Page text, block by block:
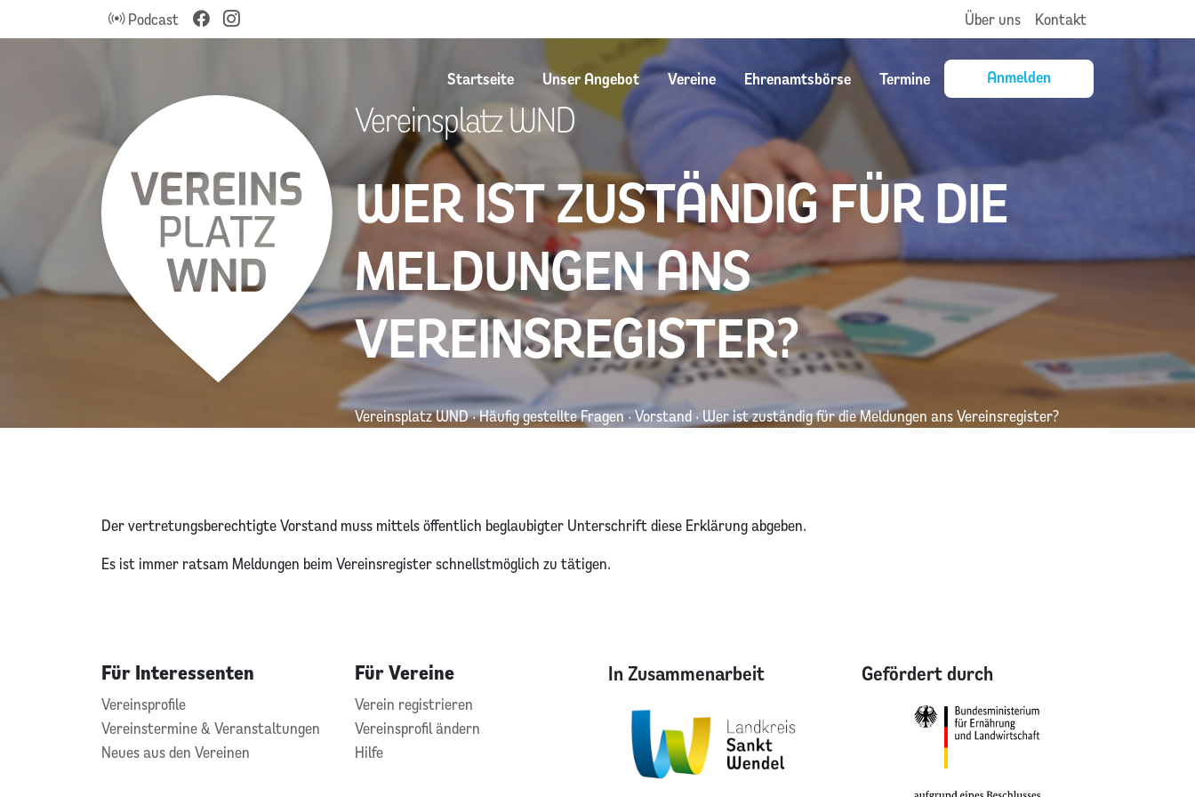
Podcast Über uns Kontakt
Startseite Unser Angebot Vereine Ehrenamtsbörse Termine Anmelden
WER IST ZUSTÄNDIG FÜR DIE
MELDUNGEN ANS
VEREINSREGISTER?
Vereinsplatz WND
Vereinsplatz WND·Häufig gestellte Fragen· Vorstand · Wer ist zuständig für die Meldungen ans Vereinsregister?
Der vertretungsberechtigte Vorstand muss mittels öffentlich beglaubigter Unterschrift diese Erklärung abgeben.
Es ist immer ratsam Meldungen beim Vereinsregister schnellstmöglich zu tätigen.
Für Interessenten
Vereinsprofile
Vereinstermine & Veranstaltungen
Neues aus den Vereinen
Für Vereine
Verein registrieren
Vereinsprofil ändern
Hilfe
In Zusammenarbeit Gefördert durch